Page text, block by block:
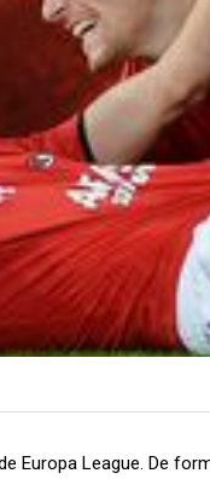
Europa League. De